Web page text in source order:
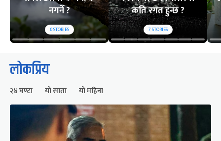
नगर्ने ?
6STORIES
कति रगत हुन्छ ?
7STORIES
लोकप्रिय
२४ घण्टा यो साता यो महिना